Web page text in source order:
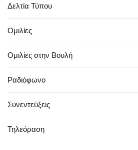
Δελτία Τύπου
Ομιλίες
Ομιλίες στην Βουλή
Ραδιόφωνο
Συνεντεύξεις
Τηλεόραση